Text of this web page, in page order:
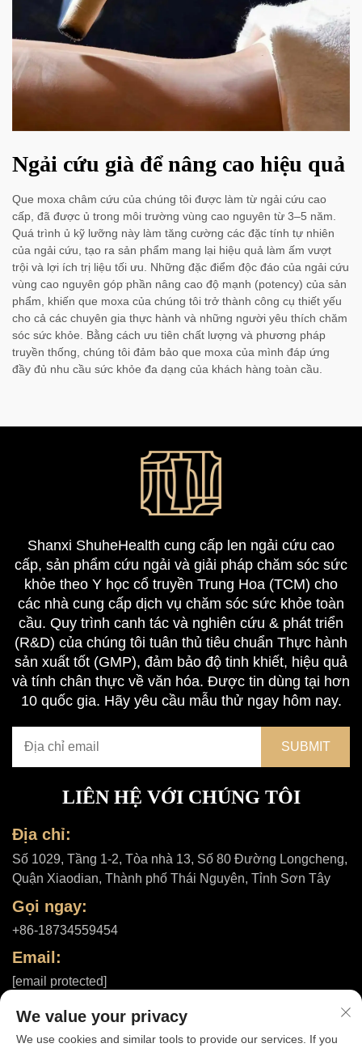
Ngải cứu già để nâng cao hiệu quả
Que moxa châm cứu của chúng tôi được làm từ ngải cứu cao
cấp, đã được ủ trong môi trường vùng cao nguyên từ 3–5 năm.
Quá trình ủ kỹ lưỡng này làm tăng cường các đặc tính tự nhiên
của ngải cứu, tạo ra sản phẩm mang lại hiệu quả làm ấm vượt
trội và lợi ích trị liệu tối ưu. Những đặc điểm độc đáo của ngải cứu
vùng cao nguyên góp phần nâng cao độ mạnh (potency) của sản
phẩm, khiến que moxa của chúng tôi trở thành công cụ thiết yếu
cho cả các chuyên gia thực hành và những người yêu thích chăm
sóc sức khỏe. Bằng cách ưu tiên chất lượng và phương pháp
truyền thống, chúng tôi đảm bảo que moxa của mình đáp ứng
đầy đủ nhu cầu sức khỏe đa dạng của khách hàng toàn cầu.
Shanxi ShuheHealth cung cấp len ngải cứu cao
cấp, sản phẩm cứu ngải và giải pháp chăm sóc sức
khỏe theo Y học cổ truyền Trung Hoa (TCM) cho
các nhà cung cấp dịch vụ chăm sóc sức khỏe toàn
cầu. Quy trình canh tác và nghiên cứu & phát triển
(R&D) của chúng tôi tuân thủ tiêu chuẩn Thực hành
sản xuất tốt (GMP), đảm bảo độ tinh khiết, hiệu quả
và tính chân thực về văn hóa. Được tin dùng tại hơn
10 quốc gia. Hãy yêu cầu mẫu thử ngay hôm nay.
LIÊN HỆ VỚI CHÚNG TÔI
Địa chỉ:
Số 1029, Tầng 1-2, Tòa nhà 13, Số 80 Đường Longcheng,
Quận Xiaodian, Thành phố Thái Nguyên, Tỉnh Sơn Tây
Gọi ngay:
+86-18734559454
Email:
[email protected]
Bản quyền © 2025 bởi Công ty TNHH Shanxi ShuheHealth |Chính
We value your privacy
We use cookies and similar tools to provide our services. If you